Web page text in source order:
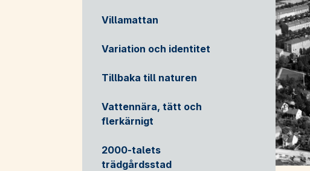
Villamattan
Variation och identitet
Tillbaka till naturen
Vattennära, tätt och
flerkärnigt
2000-talets
trädgårdsstad